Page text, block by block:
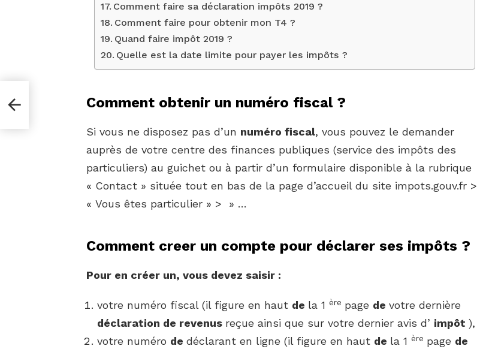
Comment faire sa déclaration impôts 2019 ?
Comment faire pour obtenir mon T4 ?
Quand faire impôt 2019 ?
Quelle est la date limite pour payer les impôts ?
Comment obtenir un numéro fiscal ?
Si vous ne disposez pas d’un numéro fiscal, vous pouvez le demander
auprès de votre centre des finances publiques (service des impôts des
particuliers) au guichet ou à partir d’un formulaire disponible à la rubrique
« Contact » située tout en bas de la page d’accueil du site impots.gouv.fr >
« Vous êtes particulier » > » …
Comment creer un compte pour déclarer ses impôts ?
Pour en créer un, vous devez saisir :
votre numéro fiscal (il figure en haut de la 1 ère page de votre dernière
déclaration de revenus reçue ainsi que sur votre dernier avis d’ impôt ),
votre numéro de déclarant en ligne (il figure en haut de la 1 ère page de